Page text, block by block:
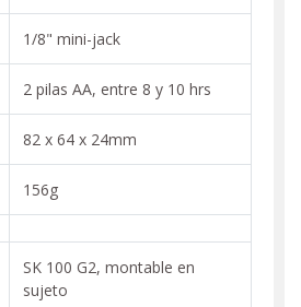
1/8" mini-jack
2 pilas AA, entre 8 y 10 hrs
82 x 64 x 24mm
156g
SK 100 G2, montable en
sujeto